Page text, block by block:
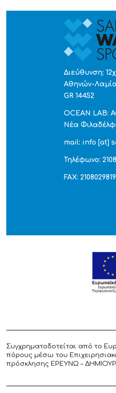
Διεύθυνση:
Αθηνών-
GR 14452
OCEAN LAB:
Νέα
mail: info [at]
Τηλέφωνο:
FAX: 2108029819
Συγχρηματοδοτείται από το
πόρους μέσω του
πρόσκλησης ΕΡΕΥΝΩ –